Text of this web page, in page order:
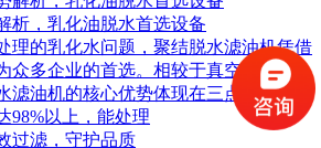
析，乳化油脱水首选设备
理的乳化水问题，聚结脱水滤油机凭借
众多企业的首选。相较于真空滤油机、
滤油机的核心优势体现在三点：一是脱
98%以上，能处理